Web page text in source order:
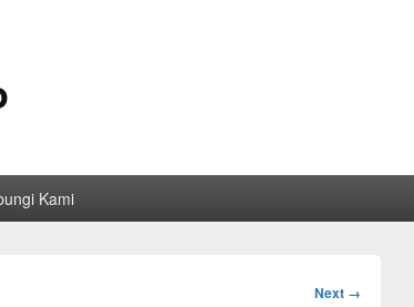
Kami
Image
Next →